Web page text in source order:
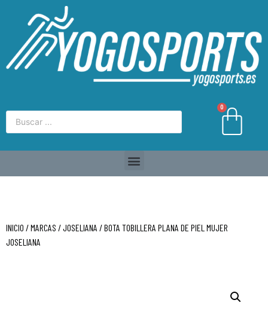
0
INICIO /MARCAS /JOSELIANA / BOTA TOBILLERA PLANA DE PIEL MUJER
JOSELIANA